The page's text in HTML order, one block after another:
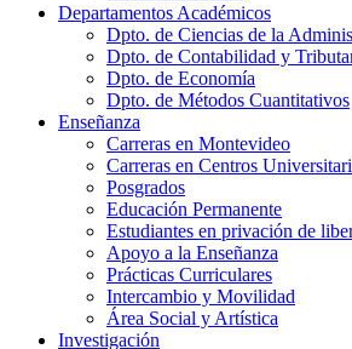
Departamentos Académicos
Dpto. de Ciencias de la
Dpto. de Contabilidad y
Dpto. de Economía
Dpto. de Métodos Cuantitativos
Enseñanza
Carreras en Montevideo
Carreras en Centros
Posgrados
Educación Permanente
Estudiantes en privación de
Apoyo a la Enseñanza
Prácticas Curriculares
Intercambio y Movilidad
Área Social y Artística
Investigación